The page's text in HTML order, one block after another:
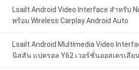
Lsailt Android Video Interface สำหรับ
พร้อม Wireless Carplay Android Auto
Lsailt Android Multimedia Video
นิสสัน แปตรอล Y62 เวอร์ชั่นออสเตรเลียน